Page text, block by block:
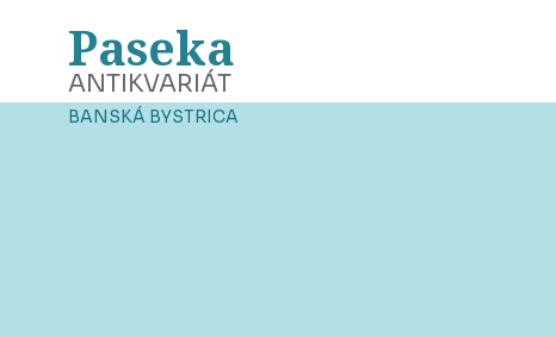
Paseka
ANTIKVARIÁT
BANSKÁ BYSTRICA